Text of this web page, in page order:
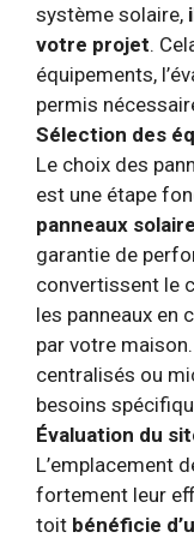
système solaire,
votre projet.
équipements,
permis
Sélection des
Le choix des
est une étape
panneaux
garantie de
convertissent le
les panneaux en
par votre
centralisés ou
besoins
Évaluation du
L’emplacement
fortement leur
toit bénéficie